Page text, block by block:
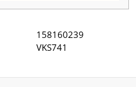
158160239
VKS741